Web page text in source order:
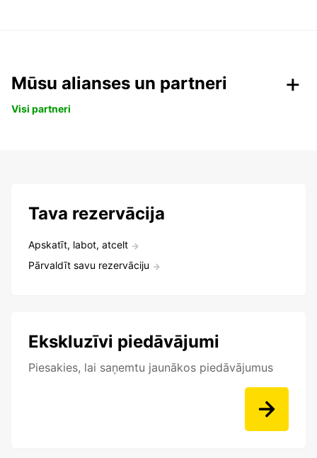
Mūsu alianses un partneri
Visi partneri
Tava rezervācija
Apskatīt, labot, atcelt
Pārvaldīt savu rezervāciju
Ekskluzīvi piedāvājumi
Piesakies, lai saņemtu jaunākos piedāvājumus